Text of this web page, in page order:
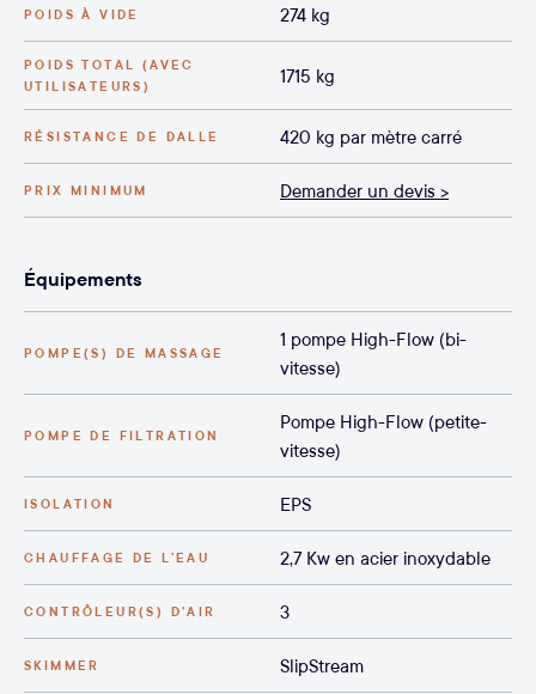
POIDS À VIDE 274 kg
POIDS TOTAL (AVEC
UTILISATEURS)
1715 kg
RÉSISTANCE DE DALLE 420 kg par mètre carré
PRIX MINIMUM Demander un devis >
Équipements
POMPE(S) DE MASSAGE
1 pompe High-Flow (bi-
vitesse)
POMPE DE FILTRATION
Pompe High-Flow (petite-
vitesse)
ISOLATION EPS
CHAUFFAGE DE L'EAU 2,7 Kw en acier inoxydable
CONTRÔLEUR(S) D’AIR 3
SKIMMER SlipStream